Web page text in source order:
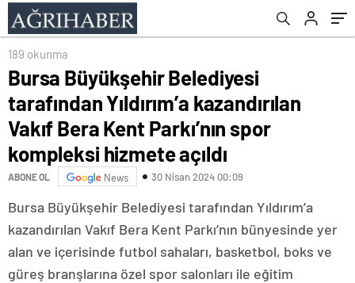
Parkı’nın spor kompleksi hizmete açıldı
189 okunma
Bursa Büyükşehir Belediyesi
tarafından Yıldırım’a kazandırılan
Vakıf Bera Kent Parkı’nın spor
kompleksi hizmete açıldı
ABONE OL News 30 Nisan 2024 00:09
Bursa Büyükşehir Belediyesi tarafından Yıldırım’a
kazandırılan Vakıf Bera Kent Parkı’nın bünyesinde yer
alan ve içerisinde futbol sahaları, basketbol, boks ve
güreş branşlarına özel spor salonları ile eğitim